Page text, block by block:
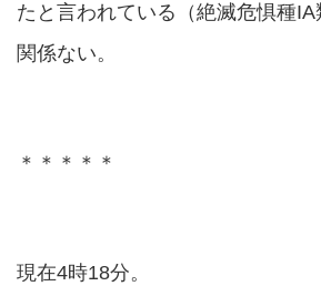
たと言われている（絶滅危惧種
関係ない。
＊＊＊＊＊
現在4時18分。